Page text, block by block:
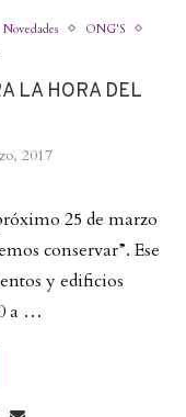
Novedades
ONG'S
LA HORA DEL
2017
25 de marzo
conservar”. Ese
y edificios
a …